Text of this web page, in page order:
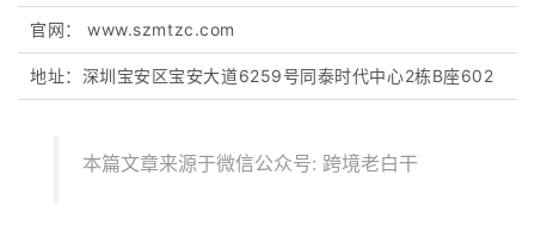
官网：www.szmtzc.com
地址： 深圳宝安区宝安大道6259号同泰时代中心2栋B座602
本篇文章来源于微信公众号: 跨境老白干